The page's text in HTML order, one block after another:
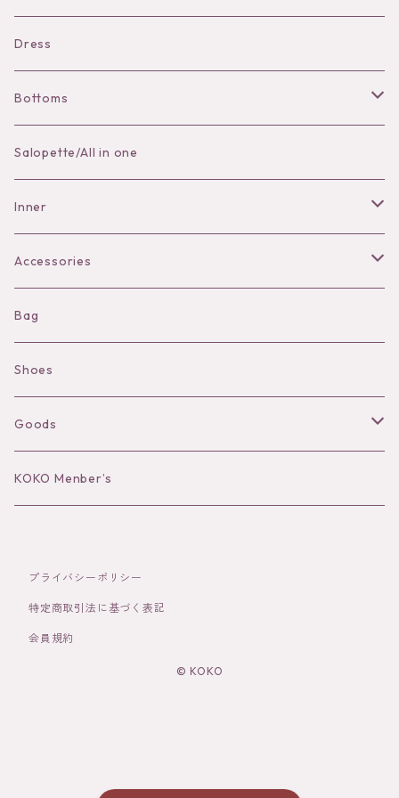
Dress
Bottoms
Skirt
Pants
Salopette/All in one
Inner
Bra
Shorts
Camisole
Long sleeve
Accessories
Necklace
Pierce/Earring
Ear Cuff
Bracelet／Bangle
Brooch
Hair Accessories
Bag
Shoes
Goods
Hat
Socks
KOKO Menber’s
プライバシーポリシー
特定商取引法に基づく表記
会員規約
© KOKO